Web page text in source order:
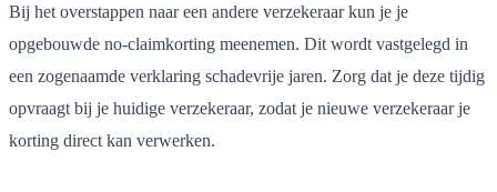
Bij het overstappen naar een andere verzekeraar kun je je
opgebouwde no-claimkorting meenemen. Dit wordt vastgelegd in
een zogenaamde verklaring schadevrije jaren. Zorg dat je deze tijdig
opvraagt bij je huidige verzekeraar, zodat je nieuwe verzekeraar je
korting direct kan verwerken.